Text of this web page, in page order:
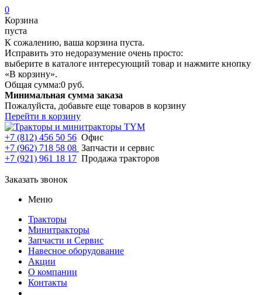
0
Корзина
пуста
К сожалению, ваша корзина пуста.
Исправить это недоразумение очень просто:
выберите в каталоге интересующий товар и нажмите кнопку
«В корзину».
Общая сумма:0 руб.
Минимальная сумма заказа
Пожалуйста, добавьте еще товаров в корзину
Перейти в корзину
+7 (812) 456 50 56 Офис
+7 (962) 718 58 08 Запчасти и сервис
+7 (921) 961 18 17 Продажа тракторов
Заказать звонок
Меню
Тракторы
Минитракторы
Запчасти и Сервис
Навесное оборудование
Акции
О компании
Контакты